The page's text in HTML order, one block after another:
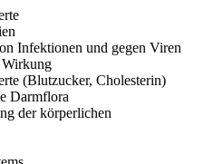
Infektionen und gegen Viren
Wirkung
(Blutzucker, Cholesterin)
Darmflora
der körperlichen